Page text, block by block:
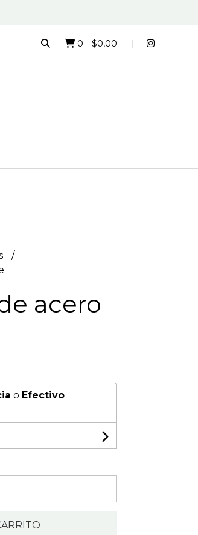
0 - $0,00
acero
o Efectivo